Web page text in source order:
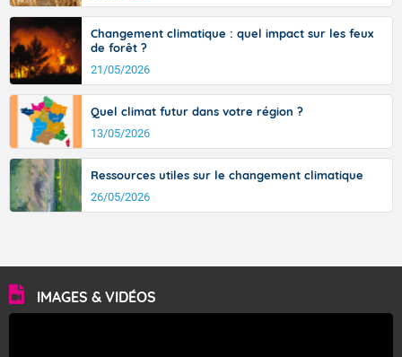
Changement climatique : quel impact sur les feux
de forêt ?
21/05/2026
Quel climat futur dans votre région ?
13/05/2026
Ressources utiles sur le changement climatique
26/05/2026
IMAGES & VIDÉOS